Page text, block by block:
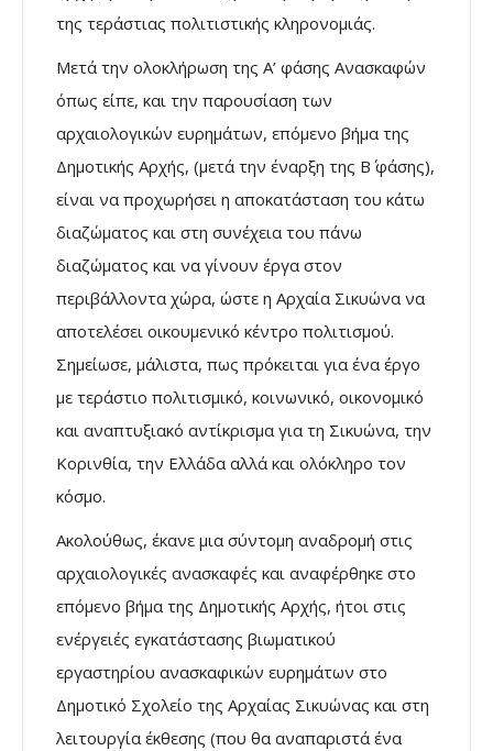
της τεράστιας πολιτιστικής κληρονομιάς.
Μετά την ολοκλήρωση της Α’ φάσης Ανασκαφών
όπως είπε, και την παρουσίαση των
αρχαιολογικών ευρημάτων, επόμενο βήμα της
Δημοτικής Αρχής, (μετά την έναρξη της Β΄ φάσης),
είναι να προχωρήσει η αποκατάσταση του κάτω
διαζώματος και στη συνέχεια του πάνω
διαζώματος και να γίνουν έργα στον
περιβάλλοντα χώρα, ώστε η Αρχαία Σικυώνα να
αποτελέσει οικουμενικό κέντρο πολιτισμού.
Σημείωσε, μάλιστα, πως πρόκειται για ένα έργο
με τεράστιο πολιτισμικό, κοινωνικό, οικονομικό
και αναπτυξιακό αντίκρισμα για τη Σικυώνα, την
Κορινθία, την Ελλάδα αλλά και ολόκληρο τον
κόσμο.
Ακολούθως, έκανε μια σύντομη αναδρομή στις
αρχαιολογικές ανασκαφές και αναφέρθηκε στο
επόμενο βήμα της Δημοτικής Αρχής, ήτοι στις
ενέργειές εγκατάστασης βιωματικού
εργαστηρίου ανασκαφικών ευρημάτων στο
Δημοτικό Σχολείο της Αρχαίας Σικυώνας και στη
λειτουργία έκθεσης (που θα αναπαριστά ένα